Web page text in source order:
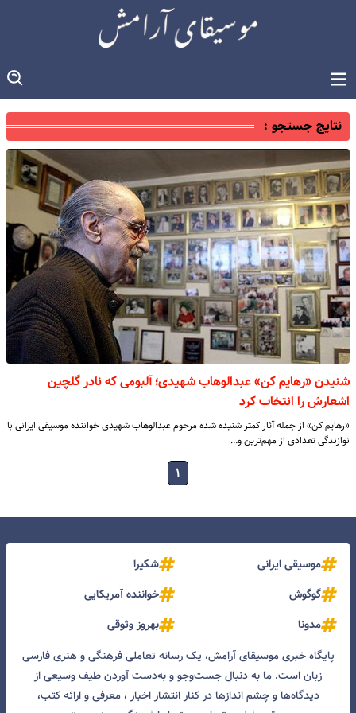
نتایج جستجو :
شنیدن «رهایم کن» عبدالوهاب شهیدی؛ آلبومی که نادر گلچین
اشعارش را انتخاب کرد
«رهایم کن» از جمله آثار کمتر شنیده شده مرحوم عبدالوهاب شهیدی خواننده موسیقی ایرانی با
نوازندگی تعدادی از مهم‌ترین و…
۱
موسیقی ایرانی
شکیرا
گوگوش
خواننده آمریکایی
مدونا
بهروز وثوقی
پایگاه خبری موسیقای آرامش، یک رسانه تعاملی فرهنگی و هنری فارسی
زبان است. ما به دنبال جست‌و‌جو و به‌دست آوردن طیف وسیعی از
دیدگاه‌ها و چشم انداز‌ها در کنار انتشار اخبار ، معرفی و ارائه کتب،